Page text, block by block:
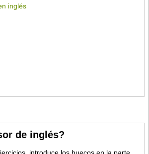
inglés
de inglés?